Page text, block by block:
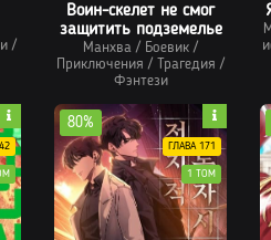
/
Воин-скелет не смог
защитить подземелье
Манхва / Боевик /
Приключения / Трагедия /
Фэнтези
80%
ГЛАВА 171
1 ТОМ